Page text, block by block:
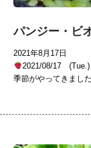
パンジー・ビ
2021年8月17日
2021/08/17
季節がやってきました